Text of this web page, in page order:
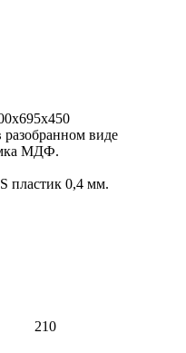
разобранном виде
МДФ.
пластик 0,4 мм.
210